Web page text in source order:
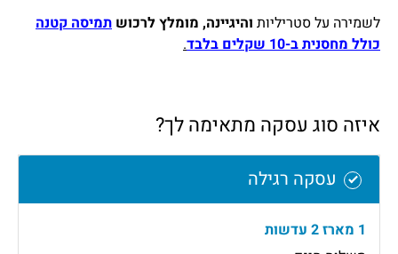
לשמירה על סטריליות והיגיינה, מומלץ לרכוש תמיסה קטנה
כולל מחסנית ב-10 שקלים בלבד
.
איזה סוג עסקה מתאימה לך?
עסקה רגילה
1 מארז 2 עדשות